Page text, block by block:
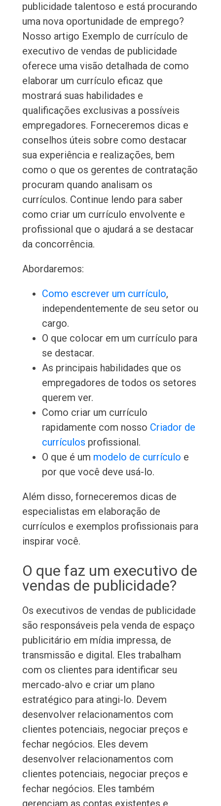
publicidade talentoso e está procurando
uma nova oportunidade de emprego?
Nosso artigo Exemplo de currículo de
executivo de vendas de publicidade
oferece uma visão detalhada de como
elaborar um currículo eficaz que
mostrará suas habilidades e
qualificações exclusivas a possíveis
empregadores. Forneceremos dicas e
conselhos úteis sobre como destacar
sua experiência e realizações, bem
como o que os gerentes de contratação
procuram quando analisam os
currículos. Continue lendo para saber
como criar um currículo envolvente e
profissional que o ajudará a se destacar
da concorrência.
Abordaremos:
Como escrever um currículo,
independentemente de seu setor ou
cargo.
O que colocar em um currículo para
se destacar.
As principais habilidades que os
empregadores de todos os setores
querem ver.
Como criar um currículo
rapidamente com nosso Criador de
currículos profissional.
O que é um modelo de currículo e
por que você deve usá-lo.
Além disso, forneceremos dicas de
especialistas em elaboração de
currículos e exemplos profissionais para
inspirar você.
O que faz um executivo de
vendas de publicidade?
Os executivos de vendas de publicidade
são responsáveis pela venda de espaço
publicitário em mídia impressa, de
transmissão e digital. Eles trabalham
com os clientes para identificar seu
mercado-alvo e criar um plano
estratégico para atingi-lo. Devem
desenvolver relacionamentos com
clientes potenciais, negociar preços e
fechar negócios. Eles devem
desenvolver relacionamentos com
clientes potenciais, negociar preços e
fechar negócios. Eles também
gerenciam as contas existentes e